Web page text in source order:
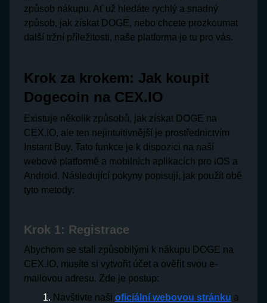
způsob nákupu. Ať už hledáte rychlý a snadný
způsob, jak získat DOGE, nebo chcete prozkoumat
další tržní příležitosti, naše platforma je tu pro vás.
Krok za krokem: Jak koupit
Dogecoin na CEX.IO
Existuje několik způsobů, jak získat DOGE na
CEX.IO, ale ten nejintuitivnější je prostřednictvím
Instant Buy. Tato funkce je k dispozici na naší
webové platformě a mobilních aplikacích pro iOS a
Android. Následující pokyny popisují, jak použít obě
tyto metody:
Krok 1: Registrace
Abychom se stali způsobilými k nákupu DOGE na
CEX.IO, musíte si vytvořit účet a ověřit svou e-
mailovou adresu. Zde je postup:
Navštivte naši oficiální webovou stránku a